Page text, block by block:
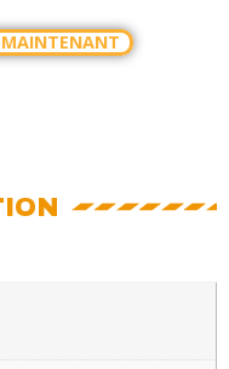
MAINTENANT